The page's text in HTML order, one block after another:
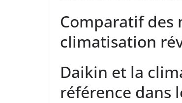
Comparatif des
climatisation
Daikin et la
référence dans